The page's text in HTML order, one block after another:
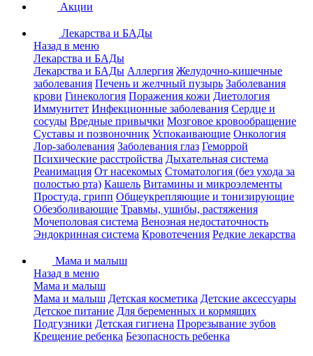
Акции
Лекарства и БАДы
Назад в меню
Лекарства и БАДы
Лекарства и БАДы Аллергия Желудочно-кишечные
заболевания Печень и желчный пузырь Заболевания
крови Гинекология Поражения кожи Диетология
Иммунитет Инфекционные заболевания Сердце и
сосуды Вредные привычки Мозговое кровообращение
Суставы и позвоночник Успокаивающие Онкология
Лор-заболевания Заболевания глаз Геморрой
Психические расстройства Дыхательная система
Реанимация От насекомых Стоматология (без ухода за
полостью рта) Кашель Витамины и микроэлементы
Простуда, грипп Общеукрепляющие и тонизирующие
Обезболивающие Травмы, ушибы, растяжения
Мочеполовая система Венозная недостаточность
Эндокринная система Кровотечения Редкие лекарства
Мама и малыш
Назад в меню
Мама и малыш
Мама и малыш Детская косметика Детские аксессуары
Детское питание Для беременных и кормящих
Подгузники Детская гигиена Прорезывание зубов
Крещение ребенка Безопасность ребенка